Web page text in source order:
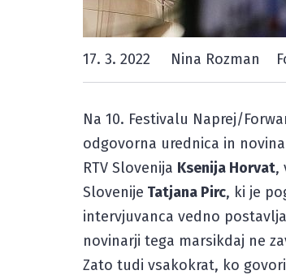
17. 3. 2022 Nina Rozman
Na 10. Festivalu Naprej/
odgovorna urednica in
RTV Slovenija Ksenija Horvat,
Slovenije Tatjana Pirc, ki je
intervjuvanca vedno
novinarji tega marsikdaj ne
Zato tudi vsakokrat, ko